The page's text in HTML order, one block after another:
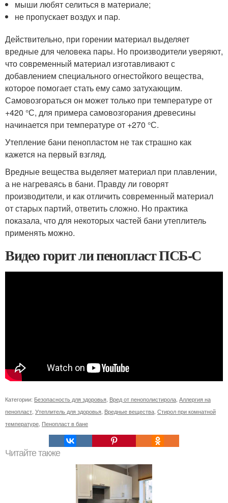
мыши любят селиться в материале;
не пропускает воздух и пар.
Действительно, при горении материал выделяет
вредные для человека пары. Но производители уверяют,
что современный материал изготавливают с
добавлением специального огнестойкого вещества,
которое помогает стать ему само затухающим.
Самовозгораться он может только при температуре от
+420 °С, для примера самовозгорания древесины
начинается при температуре от +270 °С.
Утепление бани пенопластом не так страшно как
кажется на первый взгляд.
Вредные вещества выделяет материал при плавлении,
а не нагреваясь в бани. Правду ли говорят
производители, и как отличить современный материал
от старых партий, ответить сложно. Но практика
показала, что для некоторых частей бани утеплитель
применять можно.
Видео горит ли пенопласт ПСБ-С
Категории: Безопасность для здоровья Вред от пенополистирола Аллергия на
пенопласт Утеплитель для здоровья Вредные вещества Стирол при комнатной
температуре Пенопласт в бане
Читайте также